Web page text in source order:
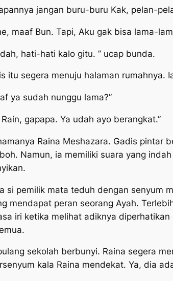
jangan buru-buru Kak, pelan-
maaf Bun. Tapi, Aku gak bisa lama-
hati-hati kalo gitu. ” ucap bunda.
itu segera menuju halaman rumahnya.
ya sudah nunggu lama?”
Rain, gapapa. Ya udah ayo berangkat.”
Raina Meshazara. Gadis pintar
Namun, ia memiliki suara yang
si pemilik mata teduh dengan senyum
mendapat peran seorang Ayah.
iri ketika melihat adiknya
sekolah berbunyi. Raina segera
kala Raina mendekat. Ya, dia